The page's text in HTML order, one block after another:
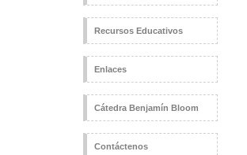
Recursos Educativos
Enlaces
Cátedra Benjamín Bloom
Contáctenos